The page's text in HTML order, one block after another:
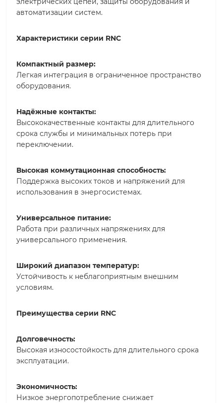
автоматизации систем.
Характеристики серии RNC
Компактный размер:
Легкая интеграция в ограниченное пространство
оборудования.
Надёжные контакты:
Высококачественные контакты для длительного
срока службы и минимальных потерь при
переключении.
Высокая коммутационная способность:
Поддержка высоких токов и напряжений для
использования в энергосистемах.
Универсальное питание:
Работа при различных напряжениях для
универсального применения.
Широкий диапазон температур:
Устойчивость к неблагоприятным внешним
условиям.
Преимущества серии RNC
Долговечность:
Высокая износостойкость для длительного срока
эксплуатации.
Экономичность:
Низкое энергопотребление снижает